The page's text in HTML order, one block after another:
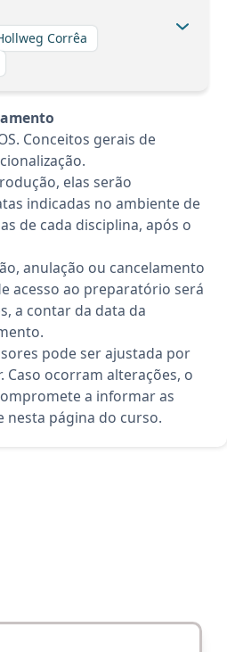
Corrêa
Conceitos gerais de
elas serão
indicadas no ambiente de
de cada disciplina, após o
anulação ou cancelamento
acesso ao preparatório será
a contar da data da
pode ser ajustada por
Caso ocorram alterações, o
a informar as
nesta página do curso.